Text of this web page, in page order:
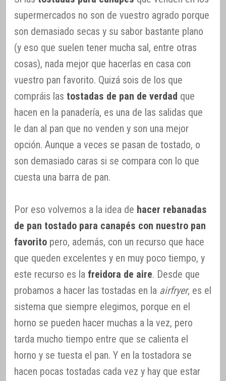
supermercados no son de vuestro agrado porque
son demasiado secas y su sabor bastante plano
(y eso que suelen tener mucha sal, entre otras
cosas), nada mejor que hacerlas en casa con
vuestro pan favorito. Quizá sois de los que
compráis las tostadas de pan de verdad que
hacen en la panadería, es una de las salidas que
le dan al pan que no venden y son una mejor
opción. Aunque a veces se pasan de tostado, o
son demasiado caras si se compara con lo que
cuesta una barra de pan.
Por eso volvemos a la idea de hacer rebanadas
de pan tostado para canapés con nuestro pan
favorito pero, además, con un recurso que hace
que queden excelentes y en muy poco tiempo, y
este recurso es la freidora de aire. Desde que
probamos a hacer las tostadas en la airfryer, es el
sistema que siempre elegimos, porque en el
horno se pueden hacer muchas a la vez, pero
tarda mucho tiempo entre que se calienta el
horno y se tuesta el pan. Y en la tostadora se
hacen pocas tostadas cada vez y hay que estar